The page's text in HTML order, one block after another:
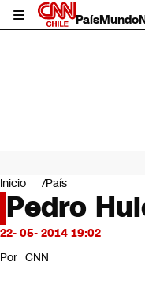
PaísMundo
Mundo
Negocios
Deportes
Programas completos
Servicios
Inicio País
Pedro
22- 05- 2014 19:02
Por CNN